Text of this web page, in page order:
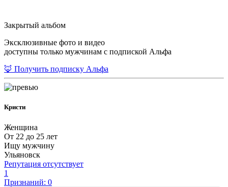
Закрытый альбом
Эксклюзивные фото и видео
доступны только мужчинам с подпиской Альфа
🦊 Получить подписку Альфа
Кристи
Женщина
От 22 до 25 лет
Ищу мужчину
Ульяновск
Репутация отсутствует
1
Признаний: 0